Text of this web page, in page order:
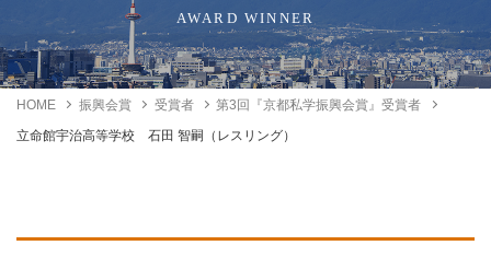
AWARD WINNER
HOME 振興会賞 受賞者
第3回『京都私学振興会賞』受賞者
立命館宇治高等学校 石田 智嗣（レスリング）